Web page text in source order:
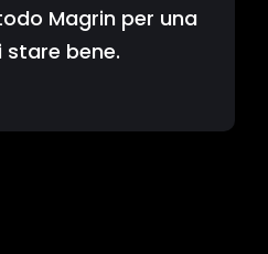
Magrin per una
bene.